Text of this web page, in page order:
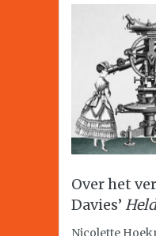
Over het
Davies’
Nicolette